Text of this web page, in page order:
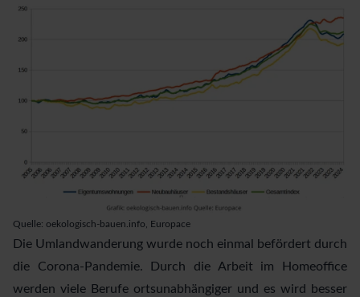
Quelle: oekologisch-bauen.info, Europace
Die Umlandwanderung wurde noch einmal befördert durch
die Corona-Pandemie. Durch die Arbeit im Homeoffice
werden viele Berufe ortsunabhängiger und es wird besser